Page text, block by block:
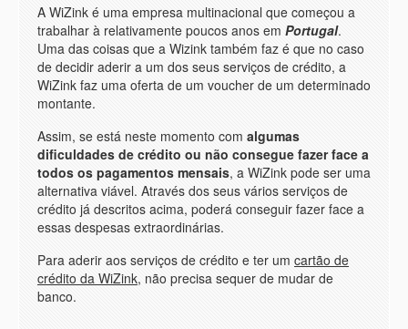
A WiZink é uma empresa multinacional que começou a
trabalhar à relativamente poucos anos em Portugal.
Uma das coisas que a Wizink também faz é que no caso
de decidir aderir a um dos seus serviços de crédito, a
WiZink faz uma oferta de um voucher de um determinado
montante.
Assim, se está neste momento com algumas
dificuldades de crédito ou não consegue fazer face a
todos os pagamentos mensais, a WiZink pode ser uma
alternativa viável. Através dos seus vários serviços de
crédito já descritos acima, poderá conseguir fazer face a
essas despesas extraordinárias.
Para aderir aos serviços de crédito e ter um cartão de
crédito da WiZink, não precisa sequer de mudar de
banco.